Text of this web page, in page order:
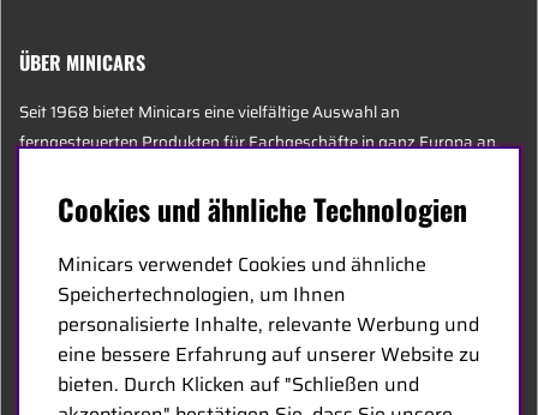
ÜBER MINICARS
Seit 1968 bietet Minicars eine vielfältige Auswahl an
ferngesteuerten Produkten für Fachgeschäfte in ganz Europa an.
Alters, darunter einige der sachkundigsten Experten der Branche,
die sich auf Hobby, Service und Logistik spezialisiert haben.
Der Hauptsitz von Minicars befindet sich in Enköping, strategisch
entlang der E18 zwischen Stockholm und Oslo gelegen.
MINICARS.SE
Cookies und ähnliche Technologien
Minicars verwendet Cookies und ähnliche
Speichertechnologien, um Ihnen
personalisierte Inhalte, relevante Werbung und
eine bessere Erfahrung auf unserer Website zu
bieten. Durch Klicken auf "Schließen und